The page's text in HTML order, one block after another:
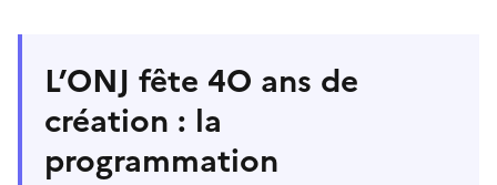
L’ONJ fête 4O ans de
création : la
programmation